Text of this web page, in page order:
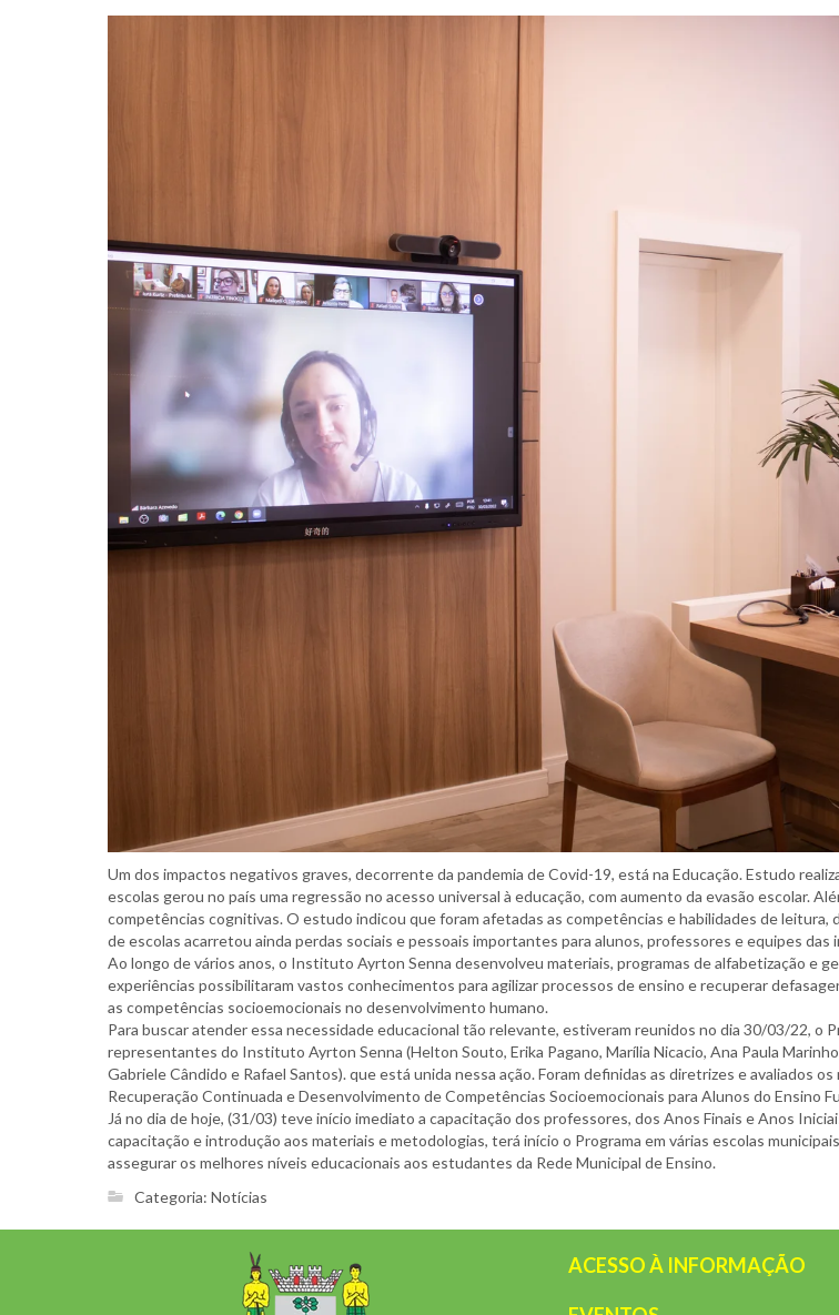
Um dos impactos negativos graves, decorrente da pandemia de Covid-19, está na Educação. Estudo
escolas gerou no país uma regressão no acesso universal à educação, com aumento da evasão escolar.
competências cognitivas. O estudo indicou que foram afetadas as competências e habilidades de
de escolas acarretou ainda perdas sociais e pessoais importantes para alunos, professores e equipes
Ao longo de vários anos, o Instituto Ayrton Senna desenvolveu materiais, programas de alfabetização e
experiências possibilitaram vastos conhecimentos para agilizar processos de ensino e recuperar
as competências socioemocionais no desenvolvimento humano.
Para buscar atender essa necessidade educacional tão relevante, estiveram reunidos no dia 30/03/22, o
representantes do Instituto Ayrton Senna (Helton Souto, Erika Pagano, Marília Nicacio, Ana Paula
Gabriele Cândido e Rafael Santos). que está unida nessa ação. Foram definidas as diretrizes e avaliados
Recuperação Continuada e Desenvolvimento de Competências Socioemocionais para Alunos do Ensino
Já no dia de hoje, (31/03) teve início imediato a capacitação dos professores, dos Anos Finais e Anos
capacitação e introdução aos materiais e metodologias, terá início o Programa em várias escolas
assegurar os melhores níveis educacionais aos estudantes da Rede Municipal de Ensino.
Categoria: Notícias
ACESSO À INFORMAÇÃO